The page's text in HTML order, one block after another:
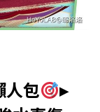
人包
▸